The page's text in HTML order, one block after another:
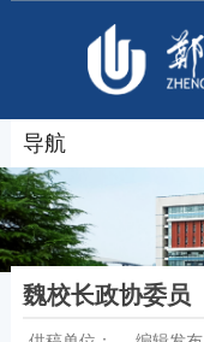
导航
魏校长政协委员